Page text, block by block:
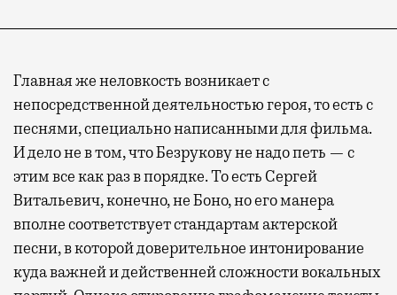
Главная же неловкость возникает с
непосредственной деятельностью героя, то есть с
песнями, специально написанными для фильма.
И дело не в том, что Безрукову не надо петь — с
этим все как раз в порядке. То есть Сергей
Витальевич, конечно, не Боно, но его манера
вполне соответствует стандартам актерской
песни, в которой доверительное интонирование
куда важней и действенней сложности вокальных